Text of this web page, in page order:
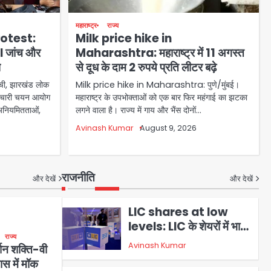
जांच और
झारखंड लोक
चयन आयोग
महाराष्ट्र राज्य
Milk price hike in
Maharashtra: महाराष्ट्र में 11 अगस्त
से दूध के दाम 2 रुपये प्रति लीटर बढ़े
Milk price hike in Maharashtra: पुणे/मुंबई।
महाराष्ट्र के उपभोक्ताओं को एक बार फिर महंगाई का झटका
लगने वाला है। राज्य में गाय और भैंस दोनों…
Avinash Kumar August 9, 2026
और देखें
राज्य
शक्ति-वी
में मॉक
राजनीति और देखें
पानी की टंकी पर चढ़े तीन
ने संभाला मोर्चा
Social media
किसान-युवा आंदोलनों पर
सोशल मीडिया सेंसरशिप,
व्हाट्सएप अकाउंट सस्पेंड और
स्वास्थ्य-तकनीकी
असमानताओं की बढ़ती चिंता
Avinash Kumar
Sajid Rashidi’s
controversial: शिवभक्त
नहीं, आतंकवादी हैं’, मौलाना का
कांवड़ियों पर विवादित बयान,
BJP विधायक ने कराई FIR,
Avinash Kumar
2
on Shakib Al Hasan’s
वर्चुअल प्रेस कॉन्फ्रेंस में जुड़ने
हसन के मगुरा स्थित घर पर
पेट्रोल बम से हमला
3
LIC shares at low
levels: LIC के शेयरों में भारी
गिरावट, सस्ते दाम पर सरकार
की 6.5% हिस्सेदारी बिक्री से
Avinash Kumar